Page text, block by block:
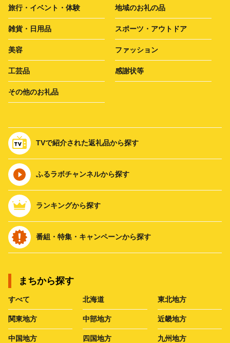
旅行・イベント・体験 地域のお礼の品
雑貨・日用品 スポーツ・アウトドア
美容 ファッション
工芸品 感謝状等
その他のお礼品
TVで紹介された返礼品から探す
ふるラボチャンネルから探す
ランキングから探す
番組・特集・キャンペーンから探す
まちから探す
すべて 北海道 東北地方
関東地方 中部地方 近畿地方
中国地方 四国地方 九州地方